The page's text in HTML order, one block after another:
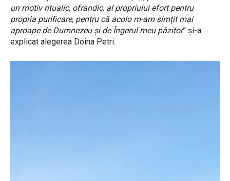
un motiv ritualic, ofrandic, al propriului efort pentru
propria purificare, pentru că acolo m-am simțit mai
aproape de Dumnezeu și de Îngerul meu păzitor” și-a
explicat alegerea Doina Petri.